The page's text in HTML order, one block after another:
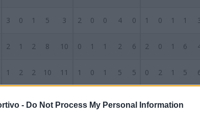
- Do Not Process My Personal Information
3 0 1 5 3 2 0 0 4 0 1 0 1 1
2 1 2 8 10 0 1 1 2 6 2 0 1 6
1 2 2 10 11 1 0 1 5 5 0 2 1 5